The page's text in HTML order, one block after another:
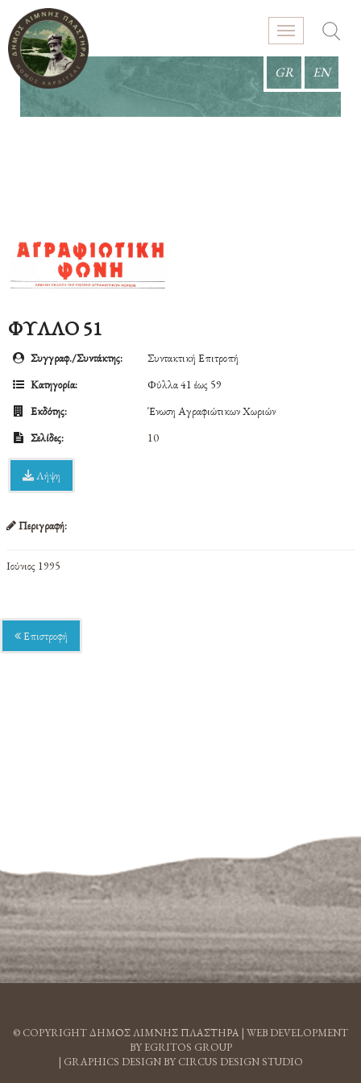
GR EN
ΦΥΛΛΟ 51
Συγγραφ./Συντάκτης:
Συντακτική Επιτροπή
Κατηγορία:
Φύλλα 41 έως 59
Εκδότης:
Ένωση Αγραφιώτικων Χωριών
Σελίδες:
10
Λήψη
Περιγραφή:
Ιούνιος 1995
Επιστροφή
© COPYRIGHT ΔΗΜΟΣ ΛΙΜΝΗΣ ΠΛΑΣΤΗΡΑ | WEB DEVELOPMENT
BY EGRITOS GROUP
| GRAPHICS DESIGN BY CIRCUS DESIGN STUDIO